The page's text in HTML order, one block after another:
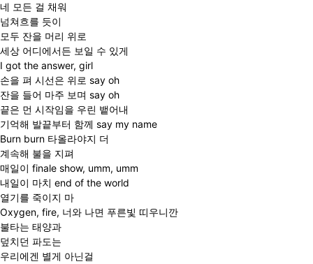
네 모든 걸 채워
넘쳐흐를 듯이
모두 잔을 머리 위로
세상 어디에서든 보일 수 있게
I got the answer, girl
손을 펴 시선은 위로 say oh
잔을 들어 마주 보며 say oh
끝은 먼 시작임을 우린 뱉어내
기억해 발끝부터 함께 say my name
Burn burn 타올라야지 더
계속해 불을 지펴
매일이 finale show, umm, umm
내일이 마치 end of the world
열기를 죽이지 마
Oxygen, fire, 너와 나면 푸른빛 띠우니깐
불타는 태양과
덮치던 파도는
우리에겐 별게 아닌걸